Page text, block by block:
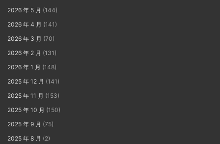
2026 年 5 月 (144)
2026 年 4 月 (141)
2026 年 3 月 (70)
2026 年 2 月 (131)
2026 年 1 月 (148)
2025 年 12 月 (141)
2025 年 11 月 (153)
2025 年 10 月 (150)
2025 年 9 月 (75)
2025 年 8 月 (2)